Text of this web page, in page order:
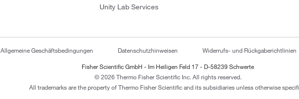
Unity Lab Services
Allgemeine Geschäftsbedingungen Datenschutzhinweisen Widerrufs- und Rückgaberichtlinien
Fisher Scientific GmbH - Im Heiligen Feld 17 - D-58239 Schwerte
© 2026 Thermo Fisher Scientific Inc. All rights reserved.
All trademarks are the property of Thermo Fisher Scientific and its subsidiaries unless otherwise